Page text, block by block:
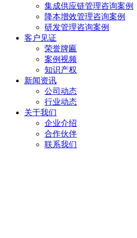
集成供应链管理咨询案例
降本增效管理咨询案例
研发管理咨询案例
客户见证
荣誉牌匾
案例视频
知识产权
新闻资讯
公司动态
行业动态
关于我们
企业介绍
合作伙伴
联系我们